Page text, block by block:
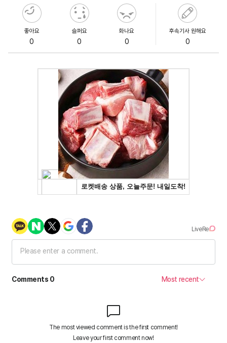
좋아요
0
슬퍼요
0
화나요
0
후속기사 원해요
0